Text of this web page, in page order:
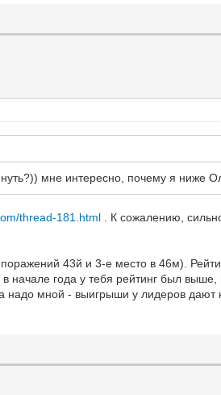
мне интересно, почему я ниже
thread-181.html . К сожалению,
43й и 3-е место в 46м).
в начале года у тебя рейтинг был
надо мной - выигрыши у лидеров